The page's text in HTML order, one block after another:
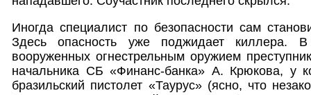
Иногда специалист по безопасности сам
Здесь опасность уже поджидает
вооруженных огнестрельным оружием
начальника СБ «Финанс-банка» А. Крюкова, у
бразильский пистолет «Таурус» (ясно, что